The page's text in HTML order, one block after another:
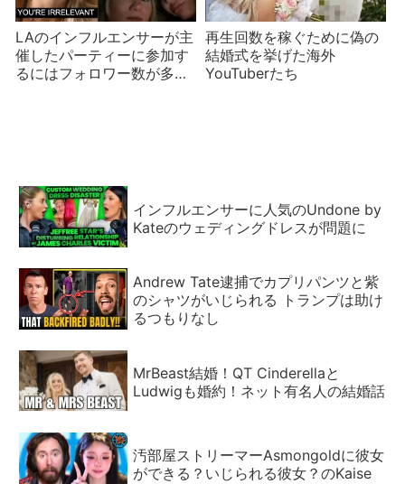
LAのインフルエンサーが主
催したパーティーに参加す
るにはフォロワー数が多く
再生回数を稼ぐために偽の
結婚式を挙げた海外
YouTuberたち
インフルエンサーに人気のUndone by
Kateのウェディングドレスが問題に
Andrew Tate逮捕でカプリパンツと紫
のシャツがいじられる トランプは助け
るつもりなし
MrBeast結婚！QT Cinderellaと
Ludwigも婚約！ネット有名人の結婚話
汚部屋ストリーマーAsmongoldに彼女
ができる？いじられる彼女？のKaise